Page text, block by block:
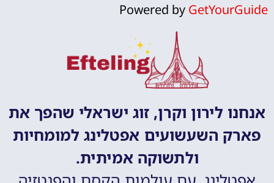
Powered by GetYourGuide
אנחנו לירון וקרן, זוג ישראלי שהפך את
פארק השעשועים אפטלינג למומחיות
ולתשוקה אמיתית.